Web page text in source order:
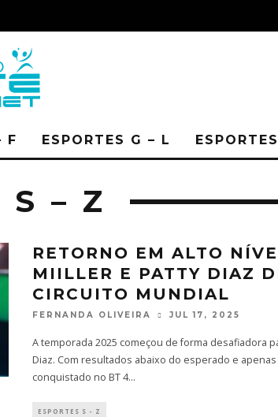
F ESPORTES G – L
S – Z
RETORNO EM ALTO
MIILLER E PATTY DIAZ
CIRCUITO MUNDIAL
FERNANDA OLIVEIRA JUL 17, 2025
A temporada 2025 começou de forma desafiadora
Diaz. Com resultados abaixo do esperado e
conquistado no BT 4...
ESPORTES S - Z